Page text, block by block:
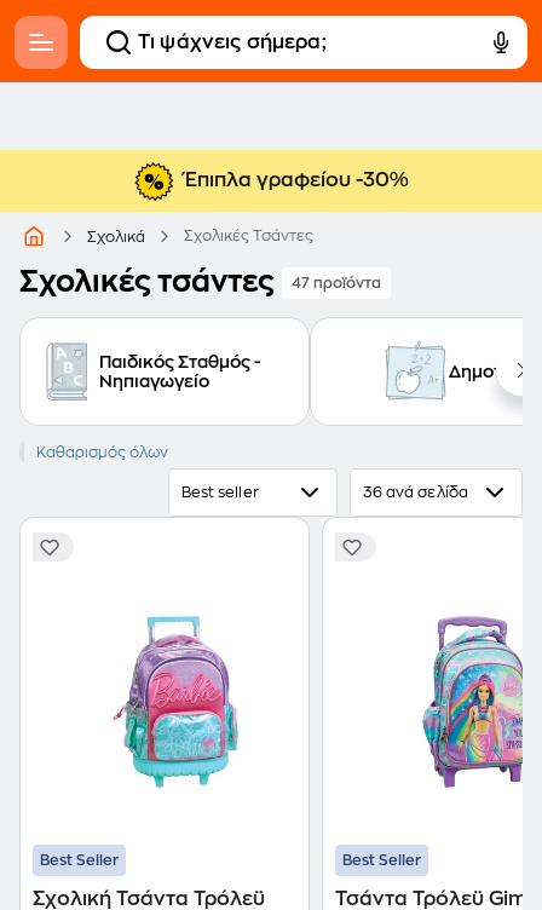
Έπιπλα γραφείου -30%
Σχολικά Σχολικές Τσάντες
Σχολικές τσάντες 47 προϊόντα
Παιδικός Σταθμός -
Νηπιαγωγείο
Δημοτικό
Barbie Paul Frank
Καθαρισμός όλων
Best seller 36 ανά σελίδα
Best Seller
Σχολική Τσάντα Τρόλεϋ
Best Seller
Τσάντα Τρόλεϋ Gim